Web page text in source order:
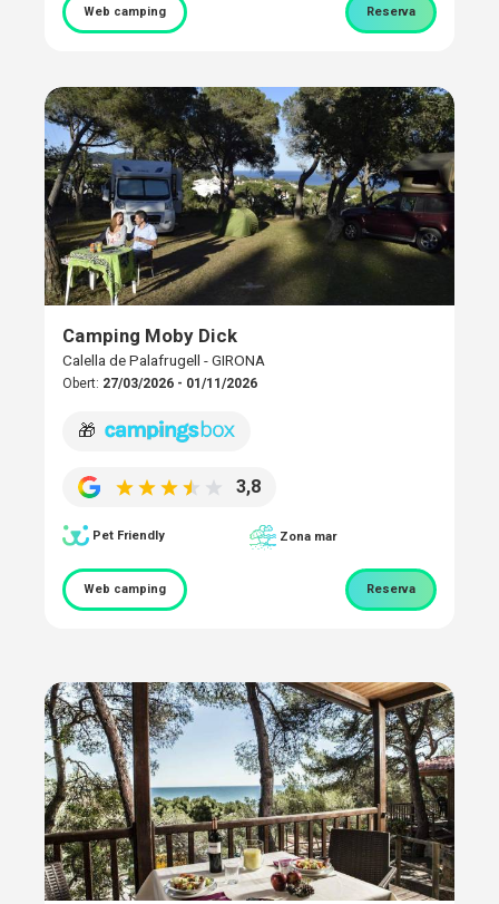
Web camping Reserva
Camping Moby Dick
Calella de Palafrugell - GIRONA
Obert: 27/03/2026 - 01/11/2026
🎁
3,8
Pet Friendly Zona mar
Web camping Reserva